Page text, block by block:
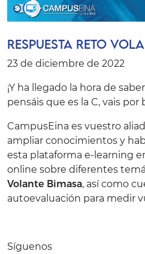
Respuesta Reto
23 de diciembre de 2022
¡Y ha llegado la hora de
pensáis que es la C, vais
CampusEina es vuestro
ampliar conocimientos y
esta plataforma e-learning
online sobre diferentes
Volante Bimasa, así como
autoevaluación para medir
Síguenos